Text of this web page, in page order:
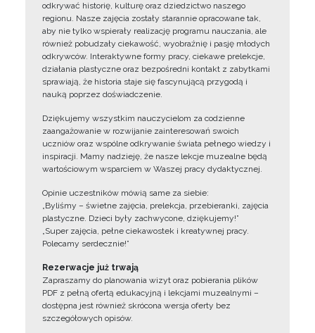
odkrywać historię, kulturę oraz dziedzictwo naszego
regionu. Nasze zajęcia zostały starannie opracowane tak,
aby nie tylko wspierały realizację programu nauczania, ale
również pobudzały ciekawość, wyobraźnię i pasję młodych
odkrywców. Interaktywne formy pracy, ciekawe prelekcje,
działania plastyczne oraz bezpośredni kontakt z zabytkami
sprawiają, że historia staje się fascynującą przygodą i
nauką poprzez doświadczenie.
Dziękujemy wszystkim nauczycielom za codzienne
zaangażowanie w rozwijanie zainteresowań swoich
uczniów oraz wspólne odkrywanie świata pełnego wiedzy i
inspiracji. Mamy nadzieję, że nasze lekcje muzealne będą
wartościowym wsparciem w Waszej pracy dydaktycznej.
Opinie uczestników mówią same za siebie:
„Byliśmy – świetne zajęcia, prelekcja, przebieranki, zajęcia
plastyczne. Dzieci były zachwycone, dziękujemy!”
„Super zajęcia, pełne ciekawostek i kreatywnej pracy.
Polecamy serdecznie!”
Rezerwacje już trwają
Zapraszamy do planowania wizyt oraz pobierania plików
PDF z pełną ofertą edukacyjną i lekcjami muzealnymi –
dostępna jest również skrócona wersja oferty bez
szczegółowych opisów.